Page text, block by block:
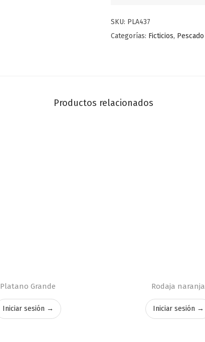
SKU: PLA437
Categorías: Ficticios, Pescado
Productos relacionados
Platano Grande
Iniciar sesión →
Rodaja naranja
Iniciar sesión →